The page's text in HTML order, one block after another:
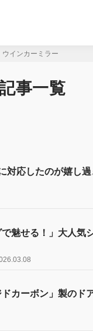
ウインカーミラー
事一覧
対応したのが嬉し
で魅せる！」大人
カーボン」製のド